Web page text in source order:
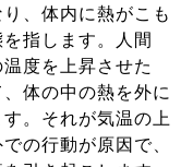
、体内に熱がこも
指します。人間
度を上昇させた
体の中の熱を外に
。それが気温の上
の行動が原因で、